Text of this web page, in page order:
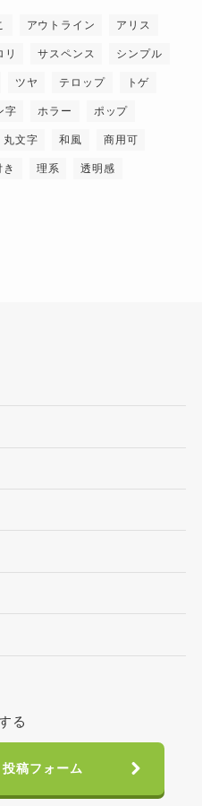
アウトライン アリス
リ サスペンス シンプル
ツヤ テロップ トゲ
字 ホラー ポップ
丸文字 和風 商用可
き 理系 透明感
る
稿フォーム